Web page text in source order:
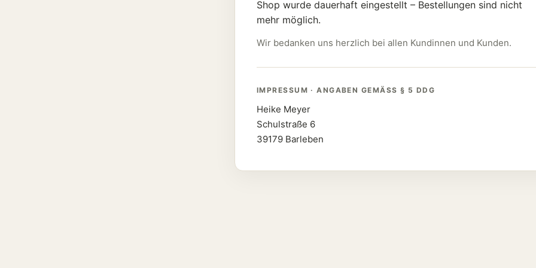
Shop wurde dauerhaft eingestellt – Bestellungen sind nicht
mehr möglich.
Wir bedanken uns herzlich bei allen Kundinnen und Kunden.
IMPRESSUM · ANGABEN GEMÄSS § 5 DDG
Heike Meyer
Schulstraße 6
39179 Barleben